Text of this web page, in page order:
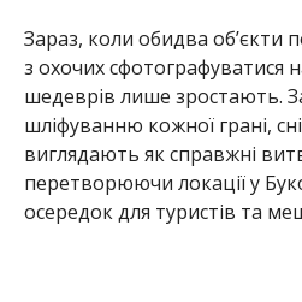
Зараз, коли обидва об’єкти
з охочих сфотографуватися
шедеврів лише зростають.
шліфуванню кожної грані,
виглядають як справжні
перетворюючи локації у
осередок для туристів та